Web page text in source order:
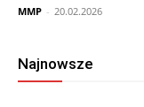
MMP - 20.02.2026
Najnowsze